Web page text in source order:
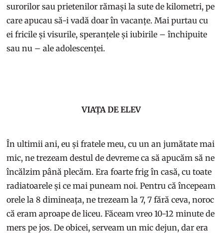
surorilor sau prietenilor rămași la sute de kilometri, pe
care apucau să-i vadă doar în vacanțe. Mai purtau cu
ei fricile și visurile, speranțele și iubirile – închipuite
sau nu – ale adolescenței.
VIAȚA DE ELEV
În ultimii ani, eu și fratele meu, cu un an jumătate mai
mic, ne trezeam destul de devreme ca să apucăm să ne
încălzim până plecăm. Era foarte frig în casă, cu toate
radiatoarele și ce mai puneam noi. Pentru că începeam
orele la 8 dimineața, ne trezeam la 7, 7 fără ceva, noroc
că eram aproape de liceu. Făceam vreo 10-12 minute de
mers pe jos. De obicei, serveam un mic dejun, dar era